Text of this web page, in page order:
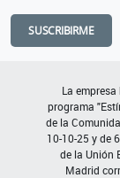
SUSCRIBIRME
La
programa
de la
10-10-25 y de
de la Unión
Madrid